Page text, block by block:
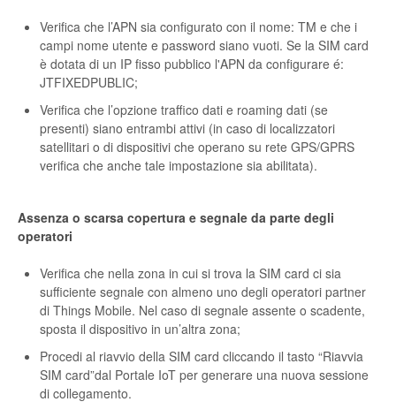
Verifica che l’APN sia configurato con il nome: TM e che i
campi nome utente e password siano vuoti. Se la SIM card
è dotata di un IP fisso pubblico l'APN da configurare é:
JTFIXEDPUBLIC;
Verifica che l’opzione traffico dati e roaming dati (se
presenti) siano entrambi attivi (in caso di localizzatori
satellitari o di dispositivi che operano su rete GPS/GPRS
verifica che anche tale impostazione sia abilitata).
Assenza o scarsa copertura e segnale da parte degli
operatori
Verifica che nella zona in cui si trova la SIM card ci sia
sufficiente segnale con almeno uno degli operatori partner
di Things Mobile. Nel caso di segnale assente o scadente,
sposta il dispositivo in un’altra zona;
Procedi al riavvio della SIM card cliccando il tasto “Riavvia
SIM card”dal Portale IoT per generare una nuova sessione
di collegamento.